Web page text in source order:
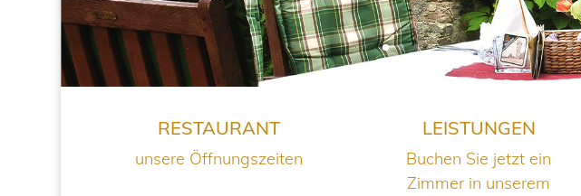
RESTAURANT
unsere Öffnungszeiten
LEISTUNGEN
Buchen Sie jetzt ein
Zimmer in unserem